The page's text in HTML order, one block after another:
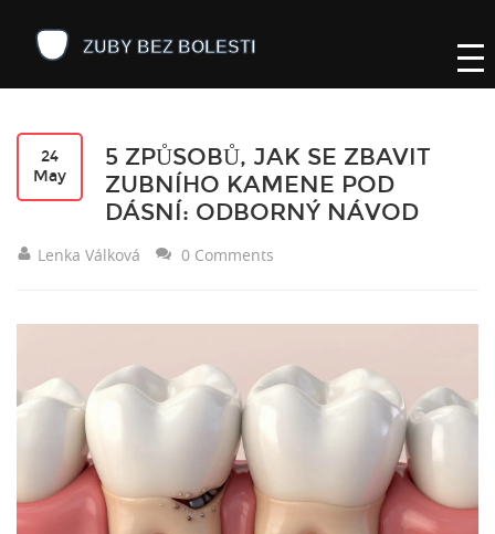
24
May
5 ZPŮSOBŮ, JAK SE ZBAVIT
ZUBNÍHO KAMENE POD
DÁSNÍ: ODBORNÝ NÁVOD
Lenka Válková 0 Comments